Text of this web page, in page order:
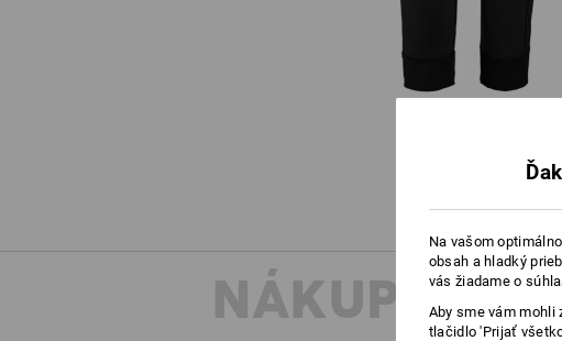
NÁKUPNÉ
Na vašom
obsah a hladký
vás žiadame o
Aby sme vám mohli
tlačidlo 'Prijať